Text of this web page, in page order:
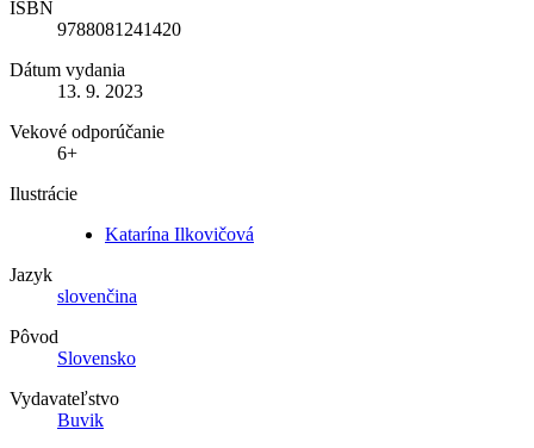
ISBN
9788081241420
Dátum vydania
13. 9. 2023
Vekové odporúčanie
6+
Ilustrácie
Katarína Ilkovičová
Jazyk
slovenčina
Pôvod
Slovensko
Vydavateľstvo
Buvik